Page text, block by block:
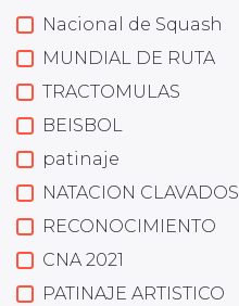
Nacional de Squash
MUNDIAL DE RUTA
TRACTOMULAS
BEISBOL
patinaje
NATACION CLAVADOS
RECONOCIMIENTO
CNA 2021
PATINAJE ARTISTICO